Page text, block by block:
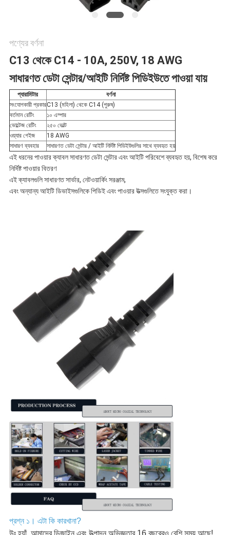
গোপনীয়তা
নীতি
পণ্যের বর্ণনা
C13 থেকে C14 - 10A, 250V, 18 AWG
সাধারণত ডেটা সেন্টার/আইটি নির্দিষ্ট পিডিইউতে পাওয়া যায়
প্যারামিটার
বর্ণনা
সংযোগকারী প্রকারC13 (মহিলা) থেকে C14 (পুরুষ)
বর্তমান রেটিং
১০ এম্পার
ভোল্টেজ রেটিং
২৫০ ভোল্ট
ওয়্যার গেইজ
18 AWG
সাধারণ ব্যবহার
সাধারণত ডেটা সেন্টার / আইটি নির্দিষ্ট পিডিইউগুলির সাথে ব্যবহৃত হয়
এই ধরনের পাওয়ার ক্যাবল সাধারণত ডেটা সেন্টার এবং আইটি পরিবেশে ব্যবহৃত হয়, বিশেষ করে
নির্দিষ্ট পাওয়ার বিতরণ
এই ক্যাবলগুলি সাধারণত সার্ভার, নেটওয়ার্কিং সরঞ্জাম,
এবং অন্যান্য আইটি ডিভাইসগুলিকে পিডিই এবং পাওয়ার উত্সগুলিতে সংযুক্ত করা।
প্রশ্ন ১। এটা কি কারখানা?